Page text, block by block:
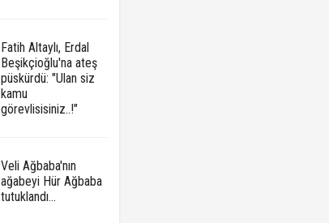
Fatih Altaylı, Erdal
Beşikçioğlu'na ateş
püskürdü: "Ulan siz
kamu
görevlisisiniz..!"
Veli Ağbaba'nın
ağabeyi Hür Ağbaba
tutuklandı...